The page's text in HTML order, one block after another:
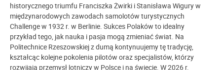
historycznego triumfu Franciszka Żwirki i Stanisława Wigury w
międzynarodowych zawodach samolotów turystycznych
Challenge w 1932 r. w Berlinie. Sukces Polaków to idealny
przykład tego, jak nauka i pasja mogą zmieniać świat. Na
Politechnice Rzeszowskiej z dumą kontynuujemy tę tradycję,
kształcąc kolejne pokolenia pilotów oraz specjalistów, którzy
rozwijają przemysł lotniczy w Polsce i na świecie. W 2026 r.